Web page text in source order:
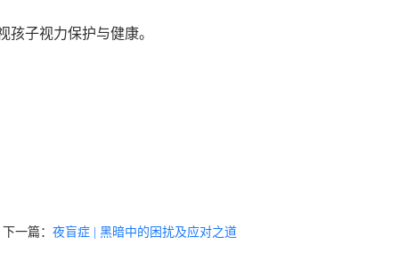
子视力保护与健康。
下一篇： 夜盲症 | 黑暗中的困扰及应对之道